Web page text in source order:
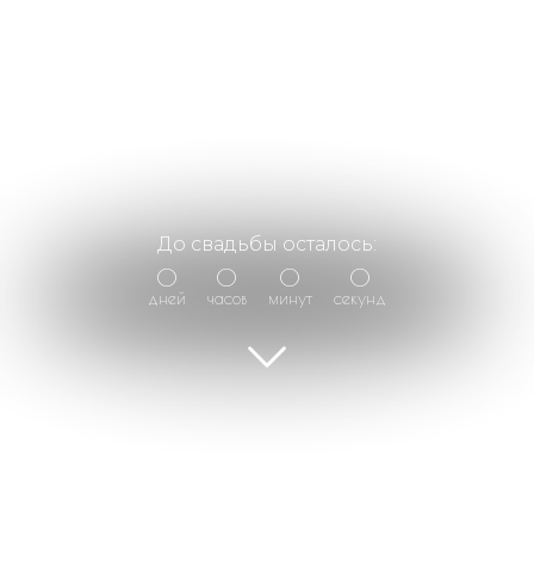
До свадьбы осталось:
0
дней
0
часов
0
минут
0
секунд